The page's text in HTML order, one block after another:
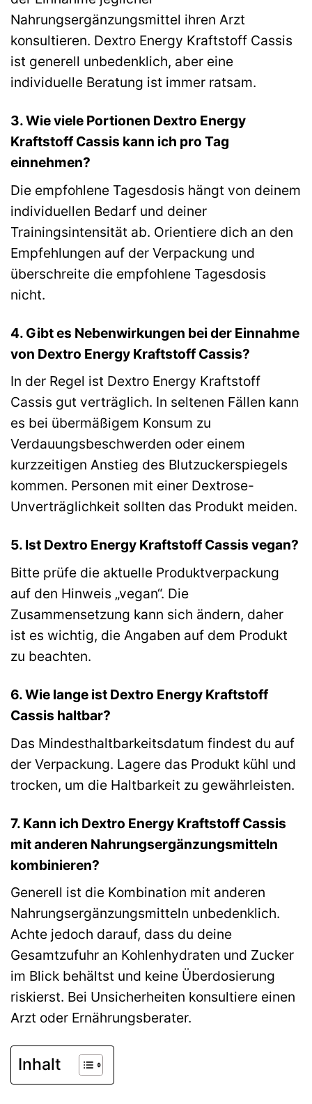
Nahrungsergänzungsmittel ihren Arzt
konsultieren. Dextro Energy Kraftstoff Cassis
ist generell unbedenklich, aber eine
individuelle Beratung ist immer ratsam.
3. Wie viele Portionen Dextro Energy
Kraftstoff Cassis kann ich pro Tag
einnehmen?
Die empfohlene Tagesdosis hängt von deinem
individuellen Bedarf und deiner
Trainingsintensität ab. Orientiere dich an den
Empfehlungen auf der Verpackung und
überschreite die empfohlene Tagesdosis
nicht.
4. Gibt es Nebenwirkungen bei der Einnahme
von Dextro Energy Kraftstoff Cassis?
In der Regel ist Dextro Energy Kraftstoff
Cassis gut verträglich. In seltenen Fällen kann
es bei übermäßigem Konsum zu
Verdauungsbeschwerden oder einem
kurzzeitigen Anstieg des Blutzuckerspiegels
kommen. Personen mit einer Dextrose-
Unverträglichkeit sollten das Produkt meiden.
5. Ist Dextro Energy Kraftstoff Cassis vegan?
Bitte prüfe die aktuelle Produktverpackung
auf den Hinweis „vegan“. Die
Zusammensetzung kann sich ändern, daher
ist es wichtig, die Angaben auf dem Produkt
zu beachten.
6. Wie lange ist Dextro Energy Kraftstoff
Cassis haltbar?
Das Mindesthaltbarkeitsdatum findest du auf
der Verpackung. Lagere das Produkt kühl und
trocken, um die Haltbarkeit zu gewährleisten.
7. Kann ich Dextro Energy Kraftstoff Cassis
mit anderen Nahrungsergänzungsmitteln
kombinieren?
Generell ist die Kombination mit anderen
Nahrungsergänzungsmitteln unbedenklich.
Achte jedoch darauf, dass du deine
Gesamtzufuhr an Kohlenhydraten und Zucker
im Blick behältst und keine Überdosierung
riskierst. Bei Unsicherheiten konsultiere einen
Arzt oder Ernährungsberater.
Inhalt